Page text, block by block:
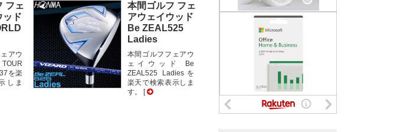
フェ
ッド
アウ
を楽
しま
本間ゴルフ フェ
アウェイウッド
Be ZEAL525
Ladies
本間ゴルフフェアウ
ェイウッド Be
ZEAL525 Ladiesを
楽天で検索表示しま
す。 [